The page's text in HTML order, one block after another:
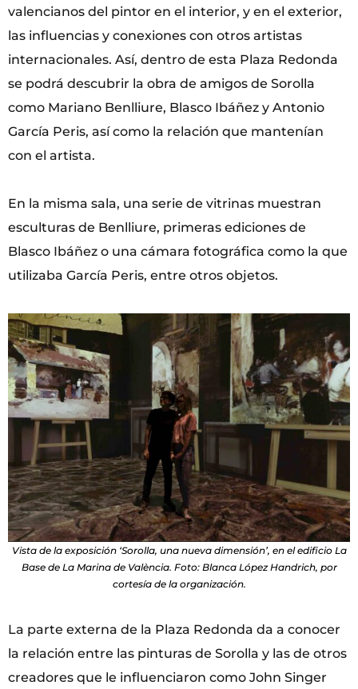
valencianos del pintor en el interior, y en el exterior,
las influencias y conexiones con otros artistas
internacionales. Así, dentro de esta Plaza Redonda
se podrá descubrir la obra de amigos de Sorolla
como Mariano Benlliure, Blasco Ibáñez y Antonio
García Peris, así como la relación que mantenían
con el artista.
En la misma sala, una serie de vitrinas muestran
esculturas de Benlliure, primeras ediciones de
Blasco Ibáñez o una cámara fotográfica como la que
utilizaba García Peris, entre otros objetos.
Vista de la exposición ‘Sorolla, una nueva dimensión’, en el edificio La
Base de La Marina de València. Foto: Blanca López Handrich, por
cortesía de la organización.
La parte externa de la Plaza Redonda da a conocer
la relación entre las pinturas de Sorolla y las de otros
creadores que le influenciaron como John Singer